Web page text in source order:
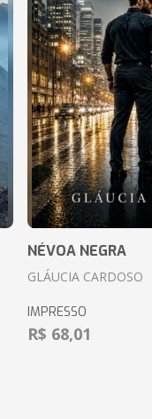
NÉVOA NEGRA
GLÁUCIA CARDOSO
IMPRESSO
R$ 68,01